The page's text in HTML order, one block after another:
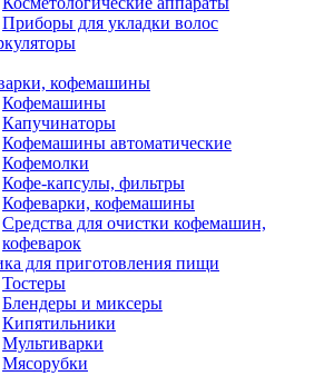
Приборы для укладки волос
кофемашины
Кофемашины
Капучинаторы
Кофемашины автоматические
Кофемолки
Кофе-капсулы, фильтры
Кофеварки, кофемашины
Средства для очистки кофемашин,
кофеварок
для приготовления пищи
Тостеры
Блендеры и миксеры
Кипятильники
Мультиварки
Мясорубки